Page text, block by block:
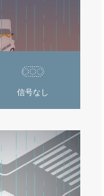
信号なし